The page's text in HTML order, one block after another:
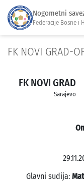
Nogometni
Federacije Bosne i
FK NOVI GRAD-
FK NOVI GRAD
Sarajevo
Glavni sudija: